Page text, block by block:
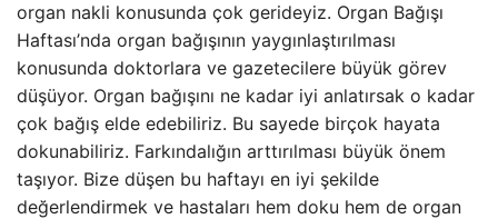
organ nakli konusunda çok gerideyiz. Organ Bağışı
Haftası’nda organ bağışının yaygınlaştırılması
konusunda doktorlara ve gazetecilere büyük görev
düşüyor. Organ bağışını ne kadar iyi anlatırsak o kadar
çok bağış elde edebiliriz. Bu sayede birçok hayata
dokunabiliriz. Farkındalığın arttırılması büyük önem
taşıyor. Bize düşen bu haftayı en iyi şekilde
değerlendirmek ve hastaları hem doku hem de organ